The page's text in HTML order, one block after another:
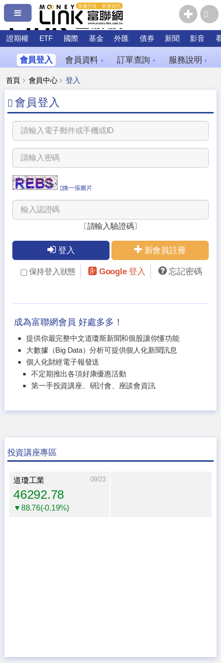
證期權 ETF 國際 基金 外匯 債券 新聞 影音
會員登入 會員資料 ▼ 訂單查詢 ▼ 服務說明 ▼
首頁 會員中心 登入
會員登入
換一張圖片
〔請輸入驗證碼〕
登入 新會員註冊
保持登入狀態 Google 登入 忘記密碼
成為富聯網會員 好處多多！
提供你最完整中文道瓊斯新聞和個股讓你懂功能
大數據（Big Data）分析可提供個人化新聞訊息
個人化財經電子報發送
不定期推出各項好康優惠活動
第一手投資講座、研討會、座談會資訊
投資講座專區
道瓊工業 09/23
46292.78
▼88.76(-0.19%)